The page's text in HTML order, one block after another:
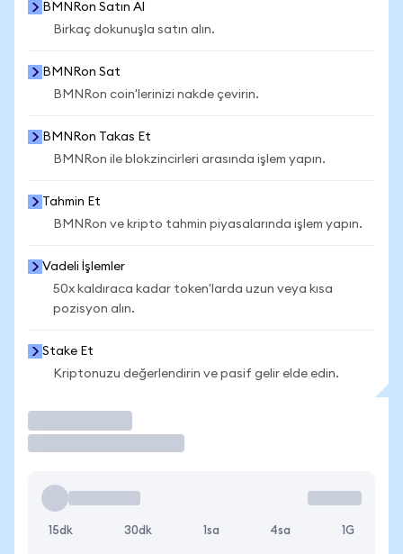
BMNRon Satın Al
Birkaç dokunuşla satın alın.
BMNRon Sat
BMNRon coin'lerinizi nakde çevirin.
BMNRon Takas Et
BMNRon ile blokzincirleri arasında işlem yapın.
Tahmin Et
BMNRon ve kripto tahmin piyasalarında işlem yapın.
Vadeli İşlemler
50x kaldıraca kadar token'larda uzun veya kısa
pozisyon alın.
Stake Et
Kriptonuzu değerlendirin ve pasif gelir elde edin.
15dk 30dk 1sa 4sa 1G